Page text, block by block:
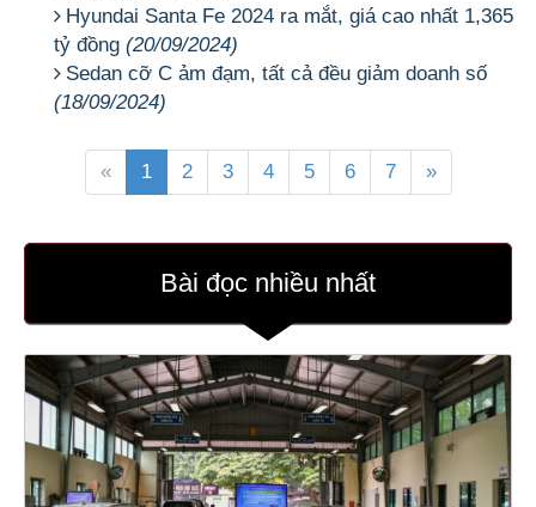
Hyundai Santa Fe 2024 ra mắt, giá cao nhất 1,365
tỷ đồng (20/09/2024)
Sedan cỡ C ảm đạm, tất cả đều giảm doanh số
(18/09/2024)
« 1 2 3 4 5 6 7 »
Bài đọc nhiều nhất